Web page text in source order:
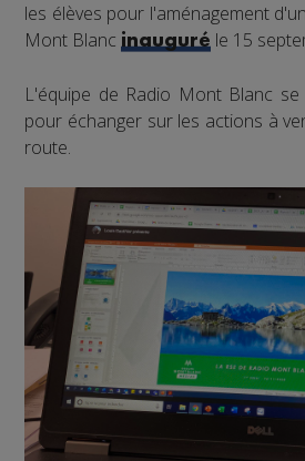
les élèves pour l'aménagement
Mont Blancinauguré le 15
L'équipe de Radio Mont Blanc
pour échanger sur les actions à
route.